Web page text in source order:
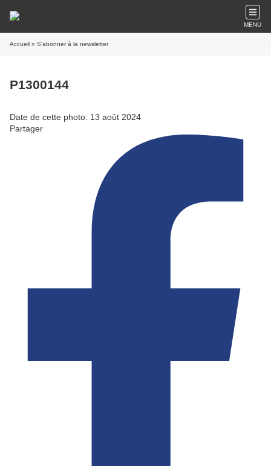
MENU
Accueil » S'abonner à la newsletter
P1300144
Date de cette photo: 13 août 2024
Partager